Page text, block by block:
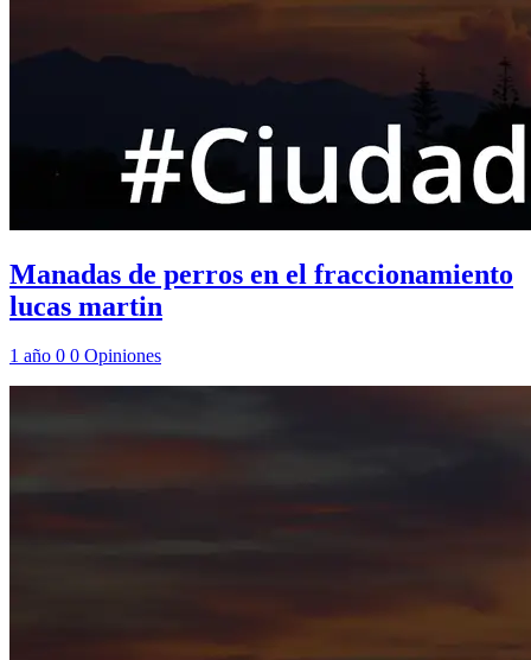
Manadas de perros en el fraccionamiento
lucas martin
1 año 0 0 Opiniones